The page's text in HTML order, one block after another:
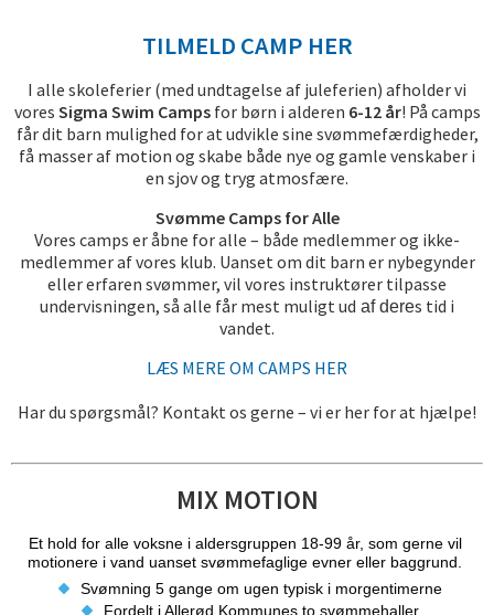
TILMELD CAMP HER
I alle skoleferier (med undtagelse af juleferien) afholder vi
vores Sigma Swim Campsfor børn i alderen 6-12 år! På camps
får dit barn mulighed for at udvikle sine svømmefærdigheder,
få masser af motion og skabe både nye og gamle venskaber i
en sjov og tryg atmosfære.
Svømme Camps for Alle
Vores camps er åbne for alle – både medlemmer og ikke-
medlemmer af vores klub. Uanset om dit barn er nybegynder
eller erfaren svømmer, vil vores instruktører tilpasse
undervisningen, så alle får mest muligt ud af deres tid i
vandet.
LÆS MERE OM CAMPS HER
Har du spørgsmål? Kontakt os gerne – vi er her for at hjælpe!
MIX MOTION
Et hold for alle voksne i aldersgruppen 18-99 år, som gerne vil
motionere i vand uanset svømmefaglige evner eller baggrund.
Svømning 5 gange om ugen typisk i morgentimerne
Fordelt i Allerød Kommunes to svømmehaller